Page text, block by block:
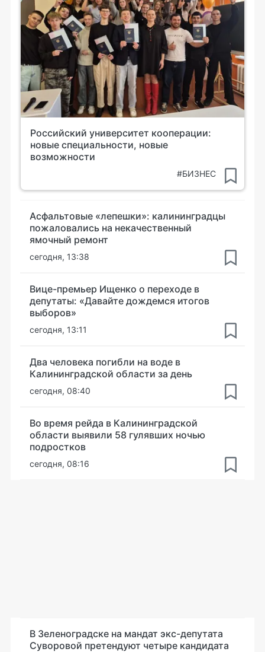
Российский университет кооперации:
новые специальности, новые
возможности
#БИЗНЕС
Асфальтовые «лепешки»: калининградцы
пожаловались на некачественный
ямочный ремонт
сегодня, 13:38
Вице-премьер Ищенко о переходе в
депутаты: «Давайте дождемся итогов
выборов»
сегодня, 13:11
Два человека погибли на воде в
Калининградской области за день
сегодня, 08:40
Во время рейда в Калининградской
области выявили 58 гулявших ночью
подростков
сегодня, 08:16
В Зеленоградске на мандат экс-депутата
Суворовой претендуют четыре кандидата